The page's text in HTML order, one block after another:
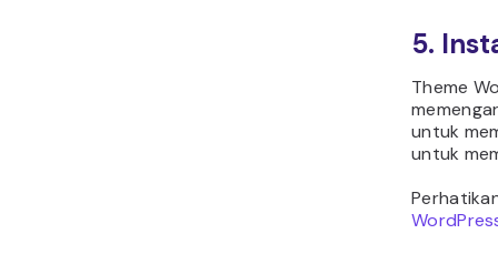
5.
Theme
untuk
untuk